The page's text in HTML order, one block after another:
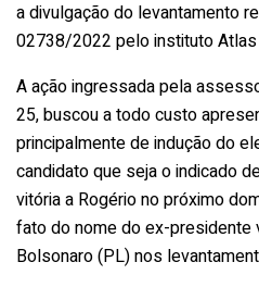
a divulgação do levantamento
02738/2022 pelo instituto
A ação ingressada pela
25, buscou a todo custo
principalmente de indução do
candidato que seja o indicado
vitória a Rogério no próximo
fato do nome do ex-presidente
Bolsonaro (PL) nos